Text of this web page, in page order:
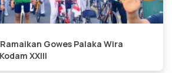
Gowes Palaka Wira
XXIII